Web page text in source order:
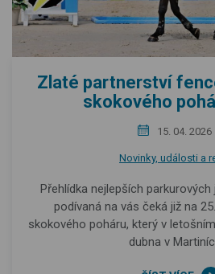
Zlaté partnerství
skokového
15. 04. 2026
Novinky, události a
Přehlídka nejlepších
podívaná na vás čeká již na
skokového poháru, který v
dubna v